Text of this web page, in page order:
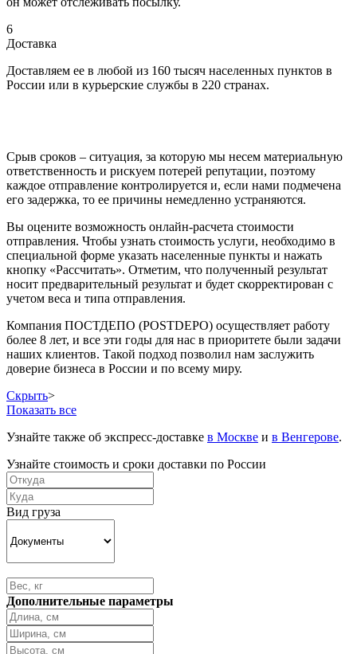
6
Доставка
Доставляем ее в любой из 160 тысяч населенных пунктов в
России или в курьерские службы в 220 странах.
Срыв сроков – ситуация, за которую мы несем материальную
ответственность и рискуем потерей репутации, поэтому
каждое отправление контролируется и, если нами подмечена
его задержка, то ее причины немедленно устраняются.
Вы оцените возможность онлайн-расчета стоимости
отправления. Чтобы узнать стоимость услуги, необходимо в
специальной форме указать населенные пункты и нажать
кнопку «Рассчитать». Отметим, что полученный результат
носит предварительный результат и будет скорректирован с
учетом веса и типа отправления.
Компания ПОСТДЕПО (POSTDEPO) осуществляет работу
более 8 лет, и все эти годы для нас в приоритете были задачи
наших клиентов. Такой подход позволил нам заслужить
доверие бизнеса в России и по всему миру.
Скрыть>
Показать все
Узнайте также об экспресс-доставке в Москве и в Венгерове.
Узнайте стоимость и сроки доставки по России
Вид груза
Дополнительные параметры